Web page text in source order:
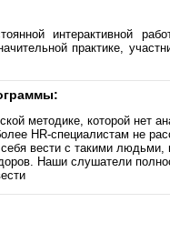
интерактивной
практике,
методике, которой нет
HR-специалистам не
вести с такими
Наши слушатели